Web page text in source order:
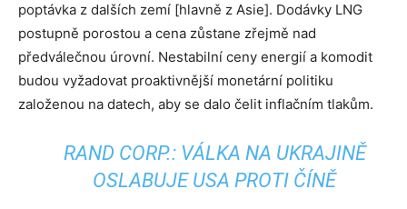
poptávka z dalších zemí [hlavně z Asie]. Dodávky LNG
postupně porostou a cena zůstane zřejmě nad
předválečnou úrovní. Nestabilní ceny energií a komodit
budou vyžadovat proaktivnější monetární politiku
založenou na datech, aby se dalo čelit inflačním tlakům.
RAND CORP.: VÁLKA NA UKRAJINĚ
OSLABUJE USA PROTI ČÍNĚ